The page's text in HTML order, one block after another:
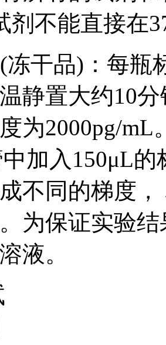
剂不能直接在
冻干品)：每瓶
静置大约10
为2000pg/mL
加入150μL
不同的梯度
为保证实验
液。